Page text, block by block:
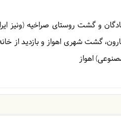
و گشت روستای صراخیه (ونیز
گشت شهری اهواز و بازدید از
اهواز